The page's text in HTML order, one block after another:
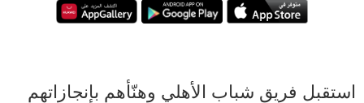
استقبل فريق شباب الأهلي وهنّأهم بإنجازاتهم